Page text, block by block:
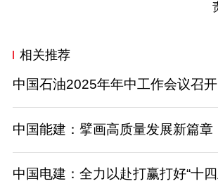
相关推荐
中国石油2025年年中工作会议召开
中国能建：擘画高质量发展新篇章
中国电建：全力以赴打赢打好“十